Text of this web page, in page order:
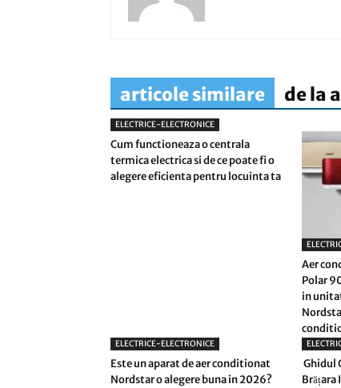
articole similare de la
ELECTRICE-ELECTRONICE
Cum functioneaza o centrala
termica electrica si de ce poate fi o
alegere eficienta pentru locuinta ta
Aer
Polar
in
ELECTRICE-ELECTRONICE
Este un aparat de aer conditionat
Nordstar o alegere buna in 2026?
Ghidul
Brățara